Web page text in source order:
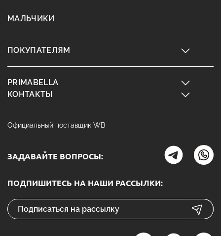
МАЛЬЧИКИ
ПОКУПАТЕЛЯМ
PRIMABELLA
КОНТАКТЫ
Официальный поставщик WB
ЗАДАВАЙТЕ ВОПРОСЫ:
ПОДПИШИТЕСЬ НА НАШИ РАССЫЛКИ: